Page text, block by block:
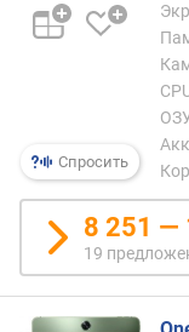
о
н
л
и
Спросить
LTE
8 251 —
19